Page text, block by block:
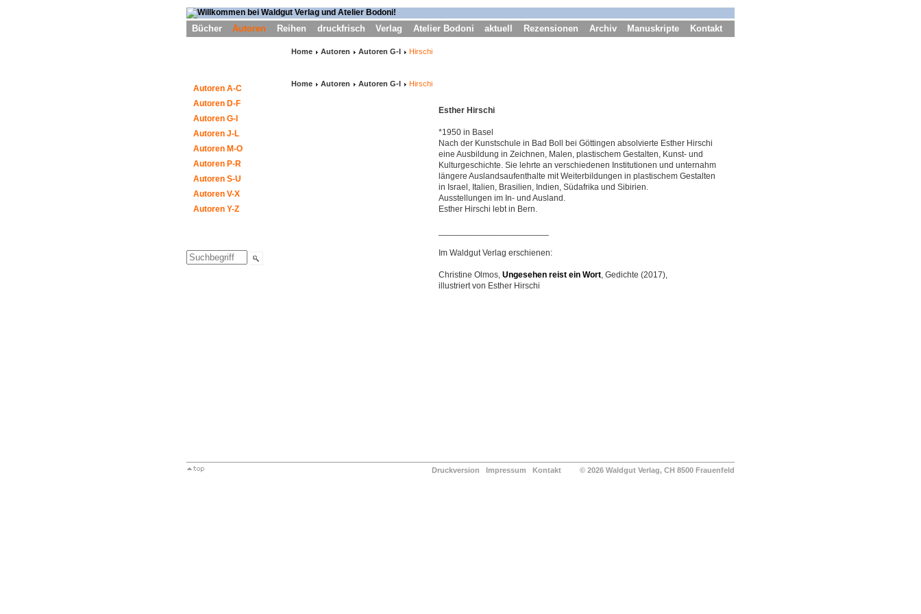
Bücher Autoren Reihen druckfrisch Verlag Atelier Bodoni aktuell Rezensionen Archiv Manuskripte Kontakt
Autoren A-C
Autoren D-F
Autoren G-I
Autoren J-L
Autoren M-O
Autoren P-R
Autoren S-U
Autoren V-X
Autoren Y-Z
Home Autoren Autoren G-I Hirschi
Home Autoren Autoren G-I Hirschi
Esther Hirschi
*1950 in Basel
Nach der Kunstschule in Bad Boll bei Göttingen absolvierte Esther Hirschi
eine Ausbildung in Zeichnen, Malen, plastischem Gestalten, Kunst- und
Kulturgeschichte. Sie lehrte an verschiedenen Institutionen und unternahm
längere Auslandsaufenthalte mit Weiterbildungen in plastischem Gestalten
in Israel, Italien, Brasilien, Indien, Südafrika und Sibirien.
Ausstellungen im In- und Ausland.
Esther Hirschi lebt in Bern.
Im Waldgut Verlag erschienen:
Christine Olmos, Ungesehen reist ein Wort , Gedichte (2017),
illustriert von Esther Hirschi
Druckversion Impressum Kontakt © 2026 Waldgut Verlag, CH 8500 Frauenfeld